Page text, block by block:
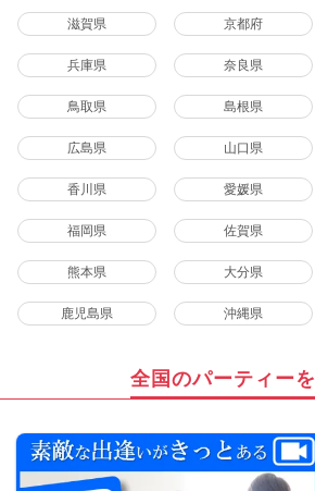
滋賀県 京都府
兵庫県 奈良県
鳥取県 島根県
広島県 山口県
香川県 愛媛県
福岡県 佐賀県
熊本県 大分県
鹿児島県 沖縄県
全国のパーティー